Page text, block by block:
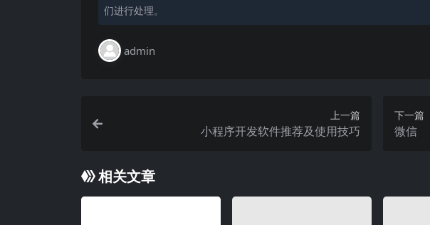
们进行处理。
admin
上一篇
小程序开发软件推荐及使用技巧
下一篇
微信
相关文章